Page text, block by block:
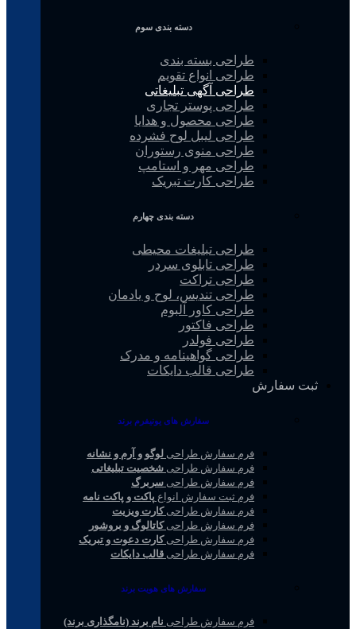
دسته بندی سوم
طراحی بسته بندی
طراحی انواع تقویم
طراحی آگهی تبلیغاتی
طراحی پوستر تجاری
طراحی محصول و هدایا
طراحی لیبل لوح فشرده
طراحی منوی رستوران
طراحی مهر و استامپ
طراحی کارت تبریک
دسته بندی چهارم
طراحی تبلیغات محیطی
طراحی تابلوی سردر
طراحی تراکت
طراحی تندیس، لوح و یادمان
طراحی کاور آلبوم
طراحی فاکتور
طراحی فولدر
طراحی گواهینامه و مدرک
طراحی قالب دایکات
ثبت سفارش
سفارش های یونیفرم برند
فرم سفارش طراحی لوگو و آرم و نشانه
فرم سفارش طراحی شخصیت تبلیغاتی
فرم سفارش طراحی سربرگ
فرم ثبت سفارش انواع پاکت و پاکت نامه
فرم سفارش طراحیکارت ویزیت
فرم سفارش طراحیکاتالوگ و بروشور
فرم سفارش طراحیکارت دعوت و تبریک
فرم سفارش طراحی قالب دایکات
سفارش های هویت برند
فرم سفارش طراحی نام برند (نامگذاری برند)